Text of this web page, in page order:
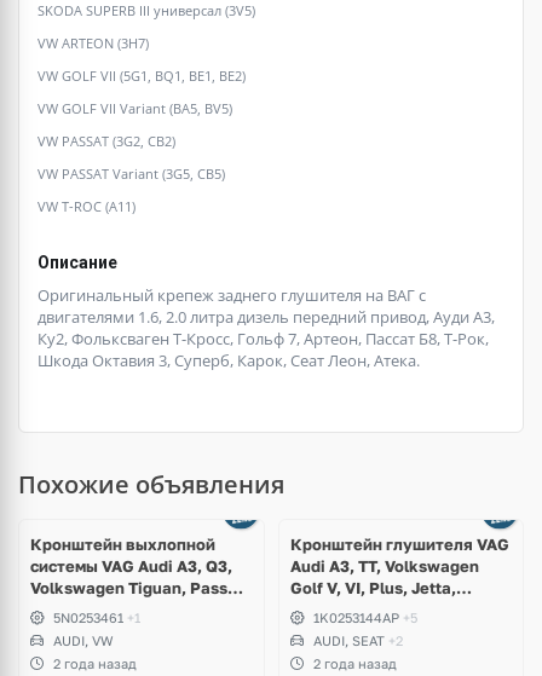
SKODA SUPERB III универсал (3V5)
VW ARTEON (3H7)
VW GOLF VII (5G1, BQ1, BE1, BE2)
VW GOLF VII Variant (BA5, BV5)
VW PASSAT (3G2, CB2)
VW PASSAT Variant (3G5, CB5)
VW T-ROC (A11)
Описание
Оригинальный крепеж заднего глушителя на ВАГ с
двигателями 1.6, 2.0 литра дизель передний привод, Ауди А3,
Ку2, Фольксваген Т-Кросс, Гольф 7, Артеон, Пассат Б8, Т-Рок,
Шкода Октавия 3, Суперб, Карок, Сеат Леон, Атека.
Похожие объявления
Кронштейн выхлопной
системы VAG Audi A3, Q3,
Volkswagen Tiguan, Passat
B6, B7, CC, Golf V 4Motion
5N0253461 +1
AUDI, VW
2 года назад
Кронштейн глушителя VAG
Audi A3, TT, Volkswagen
Golf V, VI, Plus, Jetta,
Scirocco, Eos, Beetle,
Touran, Skoda Octavia A5,
Yeti, Seat Altea, Leon
1K0253144AP +5
AUDI, SEAT +2
2 года назад